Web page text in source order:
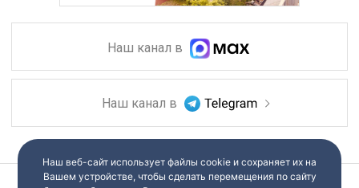
Наш канал в
Наш канал в
Наш веб-сайт использует файлы cookie и сохраняет их на
Вашем устройстве, чтобы сделать перемещения по сайту